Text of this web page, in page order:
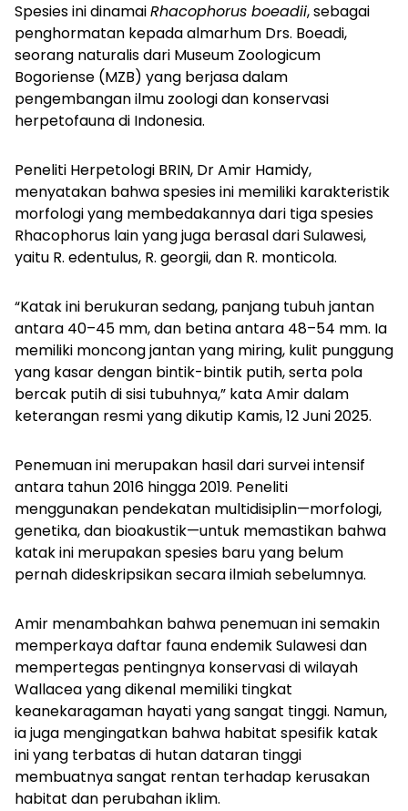
Spesies ini dinamaiRhacophorus boeadii, sebagai
penghormatan kepada almarhum Drs. Boeadi,
seorang naturalis dari Museum Zoologicum
Bogoriense (MZB) yang berjasa dalam
pengembangan ilmu zoologi dan konservasi
herpetofauna di Indonesia.
Peneliti Herpetologi BRIN, Dr Amir Hamidy,
menyatakan bahwa spesies ini memiliki karakteristik
morfologi yang membedakannya dari tiga spesies
Rhacophorus lain yang juga berasal dari Sulawesi,
yaitu R. edentulus, R. georgii, dan R. monticola.
“Katak ini berukuran sedang, panjang tubuh jantan
antara 40–45 mm, dan betina antara 48–54 mm. Ia
memiliki moncong jantan yang miring, kulit punggung
yang kasar dengan bintik-bintik putih, serta pola
bercak putih di sisi tubuhnya,” kata Amir dalam
keterangan resmi yang dikutip Kamis, 12 Juni 2025.
Penemuan ini merupakan hasil dari survei intensif
antara tahun 2016 hingga 2019. Peneliti
menggunakan pendekatan multidisiplin—morfologi,
genetika, dan bioakustik—untuk memastikan bahwa
katak ini merupakan spesies baru yang belum
pernah dideskripsikan secara ilmiah sebelumnya.
Amir menambahkan bahwa penemuan ini semakin
memperkaya daftar fauna endemik Sulawesi dan
mempertegas pentingnya konservasi di wilayah
Wallacea yang dikenal memiliki tingkat
keanekaragaman hayati yang sangat tinggi. Namun,
ia juga mengingatkan bahwa habitat spesifik katak
ini yang terbatas di hutan dataran tinggi
membuatnya sangat rentan terhadap kerusakan
habitat dan perubahan iklim.